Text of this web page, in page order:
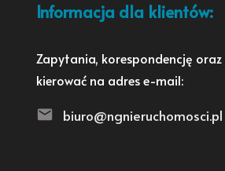
Informacja dla klientów:
Zapytania, korespondencję
kierować na adres e-mail:
biuro@ngnieruchomosci.pl